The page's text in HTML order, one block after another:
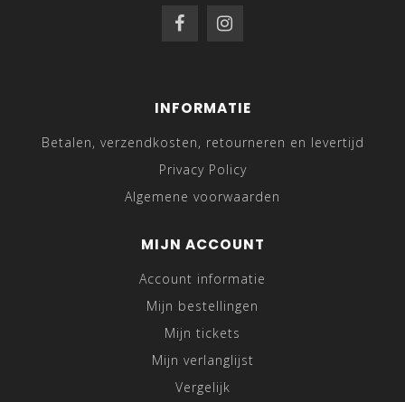
INFORMATIE
Betalen, verzendkosten, retourneren en levertijd
Privacy Policy
Algemene voorwaarden
MIJN ACCOUNT
Account informatie
Mijn bestellingen
Mijn tickets
Mijn verlanglijst
Vergelijk